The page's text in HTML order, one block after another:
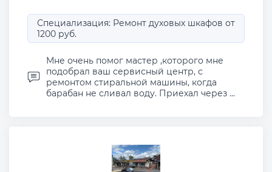
Специализация: Ремонт духовых шкафов от
1200 руб.
Мне очень помог мастер ,которого мне
подобрал ваш сервисный центр, с
ремонтом стиральной машины, когда
барабан не сливал воду. Приехал через ...